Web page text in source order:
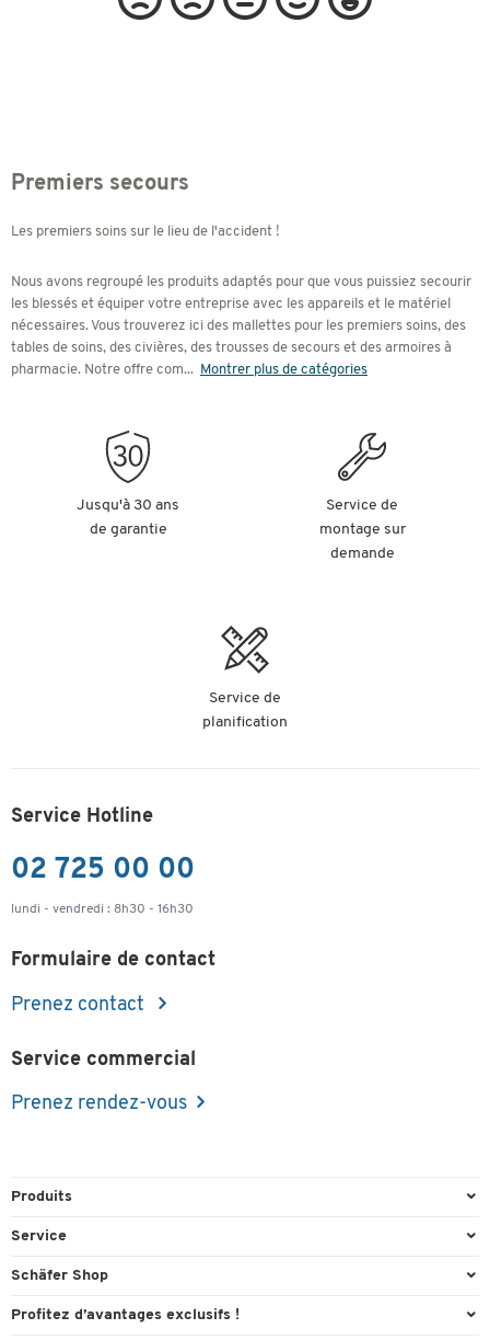
Premiers secours
Les premiers soins sur le lieu de l'accident !
Nous avons regroupé les produits adaptés pour que vous puissiez secourir
les blessés et équiper votre entreprise avec les appareils et le matériel
nécessaires. Vous trouverez ici des mallettes pour les premiers soins, des
tables de soins, des civières, des trousses de secours et des armoires à
pharmacie. Notre offre com... Montrer plus de catégories
Jusqu'à 30 ans
de garantie
Service de
montage sur
demande
Service de
planification
Service Hotline
02 725 00 00
lundi - vendredi : 8h30 - 16h30
Formulaire de contact
Prenez contact
Service commercial
Prenez rendez-vous
Produits
Emballage et expédition
Fournitures de bureau
Service
Aperçu des n° de tél.
Schäfer Shop
A propos
Profitez d’avantages exclusifs !